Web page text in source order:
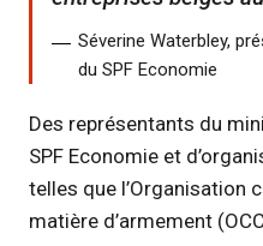
Séverine Waterbley,
du SPF Economie
Des représentants du
SPF Economie et
telles que l’Organisation
matière d’armement